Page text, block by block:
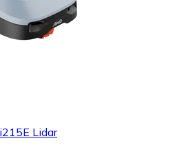
Lidar